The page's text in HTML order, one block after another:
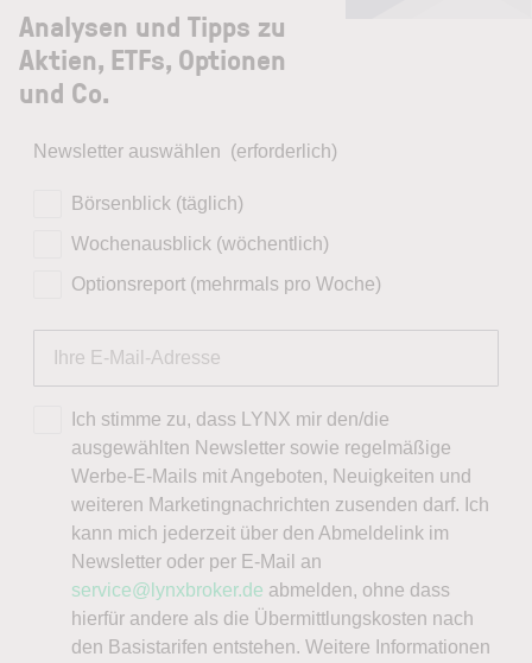
Analysen und Tipps zu
Aktien, ETFs, Optionen
und Co.
Newsletter auswählen (erforderlich)
Börsenblick (täglich)
Wochenausblick (wöchentlich)
Optionsreport (mehrmals pro Woche)
Ich stimme zu, dass LYNX mir den/die
ausgewählten Newsletter sowie regelmäßige
Werbe-E-Mails mit Angeboten, Neuigkeiten und
weiteren Marketingnachrichten zusenden darf. Ich
kann mich jederzeit über den Abmeldelink im
Newsletter oder per E-Mail an
service@lynxbroker.de abmelden, ohne dass
hierfür andere als die Übermittlungskosten nach
den Basistarifen entstehen. Weitere Informationen